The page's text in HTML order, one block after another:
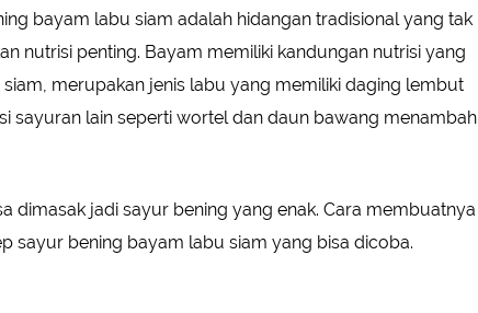
SUBMIT REVIEW
bayam labu siam adalah hidangan tradisional yang tak
nutrisi penting. Bayam memiliki kandungan nutrisi yang
merupakan jenis labu yang memiliki daging lembut
sayuran lain seperti wortel dan daun bawang menambah
dimasak jadi sayur bening yang enak. Cara membuatnya
sayur bening bayam labu siam yang bisa dicoba.